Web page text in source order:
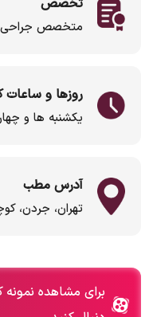
تخصص
متخصص جراحی
روزها و ساعات
یکشنبه ها و
آدرس مطب
تهران، جردن، کوچه
برای مشاهده نمونه